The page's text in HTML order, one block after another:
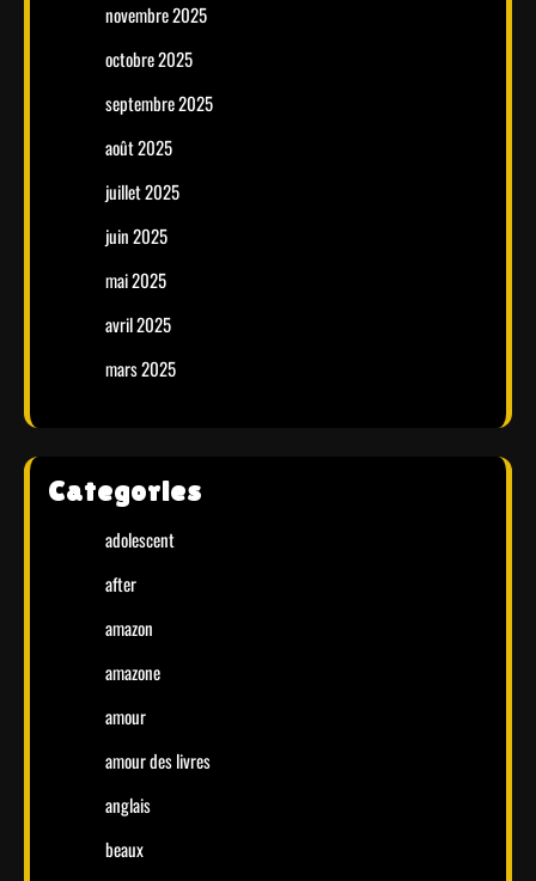
novembre 2025
octobre 2025
septembre 2025
août 2025
juillet 2025
juin 2025
mai 2025
avril 2025
mars 2025
Categories
adolescent
after
amazon
amazone
amour
amour des livres
anglais
beaux